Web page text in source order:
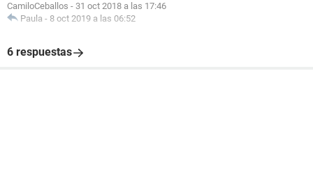
CamiloCeballos - 31 oct 2018 a las 17:46
Paula - 8 oct 2019 a las 06:52
6 respuestas